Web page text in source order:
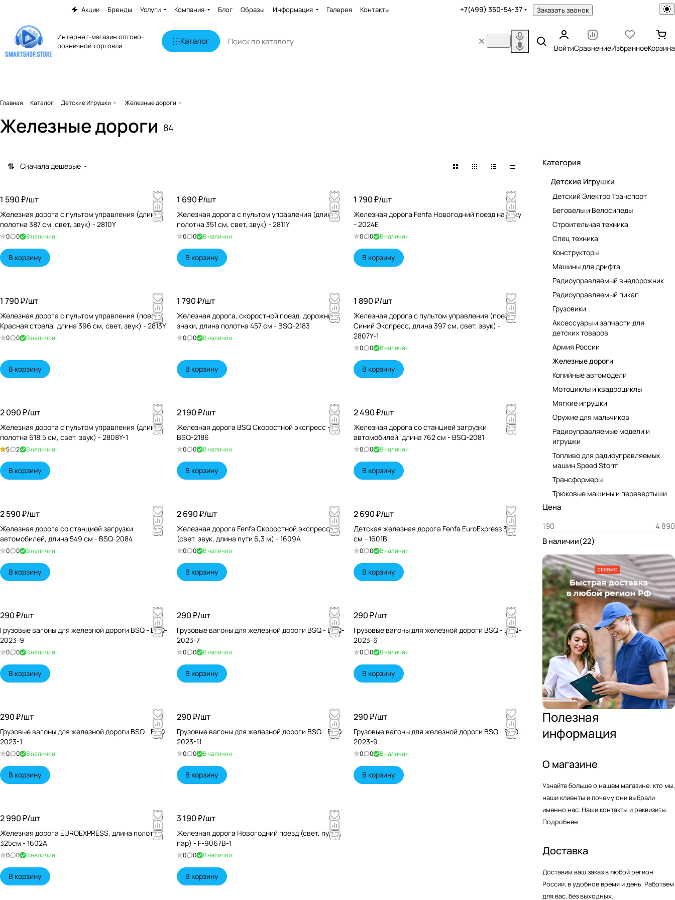
Акции Бренды Услуги Компания Блог Образы Информация Галерея Контакты +7(499) 350-54-37 Заказать звонок
Интернет-магазин оптово-
розничной торговли
Каталог
ВойтиСравнениеИзбранноеКорзина
Главная Каталог Детские Игрушки Железные дороги
Железные дороги 84
Сначала дешевые
1 590 ₽/шт
Железная дорога с пультом управления (длина
полотна 387 см, свет, звук) - 2810Y
0 0 В наличии
В корзину
1 690 ₽/шт
Железная дорога с пультом управления (длина
полотна 351 см, свет, звук) - 2811Y
0 0 В наличии
В корзину
1 790 ₽/шт
Железная дорога Fenfa Новогодний поезд на Елку
- 2024E
0 0 В наличии
В корзину
1 790 ₽/шт
Железная дорога с пультом управления (поезд
Красная стрела, длина 396 см, свет, звук) - 2813Y
0 0 В наличии
В корзину
1 790 ₽/шт
Железная дорога, скоростной поезд, дорожные
знаки, длина полотна 457 см - BSQ-2183
0 0 В наличии
В корзину
1 890 ₽/шт
Железная дорога с пультом управления (поезд
Синий Экспресс, длина 397 см, свет, звук) -
2807Y-1
0 0 В наличии
В корзину
2 090 ₽/шт
Железная дорога с пультом управления (длина
полотна 618,5 см, свет, звук) - 2808Y-1
5 2 В наличии
В корзину
2 190 ₽/шт
Железная дорога BSQ Скоростной экспресс -
BSQ-2186
0 0 В наличии
В корзину
2 490 ₽/шт
Железная дорога со станцией загрузки
автомобилей, длина 762 см - BSQ-2081
0 0 В наличии
В корзину
2 590 ₽/шт
Железная дорога со станцией загрузки
автомобилей, длина 549 см - BSQ-2084
0 0 В наличии
В корзину
2 690 ₽/шт
Железная дорога Fenfa Скоростной экспресс
(свет, звук, длина пути 6,3 м) - 1609A
0 0 В наличии
В корзину
2 690 ₽/шт
Детская железная дорога Fenfa EuroExpress 325
см - 1601B
0 0 В наличии
В корзину
290 ₽/шт
Грузовые вагоны для железной дороги BSQ - BSQ-
2023-9
0 0 В наличии
В корзину
290 ₽/шт
Грузовые вагоны для железной дороги BSQ - BSQ-
2023-7
0 0 В наличии
В корзину
290 ₽/шт
Грузовые вагоны для железной дороги BSQ - BSQ-
2023-6
0 0 В наличии
В корзину
290 ₽/шт
Грузовые вагоны для железной дороги BSQ - BSQ-
2023-1
0 0 В наличии
В корзину
290 ₽/шт
Грузовые вагоны для железной дороги BSQ - BSQ-
2023-11
0 0 В наличии
В корзину
290 ₽/шт
Грузовые вагоны для железной дороги BSQ - BSQ-
2023-9
0 0 В наличии
В корзину
2 990 ₽/шт
Железная дорога EUROEXPRESS, длина полотна
325см - 1602A
0 0 В наличии
В корзину
3 190 ₽/шт
Железная дорога Новогодний поезд (свет, пульт,
пар) - F-9067B-1
0 0 В наличии
В корзину
Категория
Детские Игрушки
Детский Электро Транспорт
Беговелы и Велосипеды
Строительная техника
Спец техника
Конструкторы
Машины для дрифта
Радиоуправляемый внедорожник
Радиоуправляемый пикап
Грузовики
Аксессуары и запчасти для
детских товаров
Армия России
Железные дороги
Копийные автомодели
Мотоциклы и квадроциклы
Мягкие игрушки
Оружие для мальчиков
Радиоуправляемые модели и
игрушки
Топливо для радиоуправляемых
машин Speed Storm
Трансформеры
Трюковые машины и перевертыши
Цена
В наличии(22)
Полезная
информация
О магазине
Узнайте больше о нашем магазине: кто мы,
наши клиенты и почему они выбрали
именно нас. Наши контакты и реквизиты.
Подробнее
Доставка
Доставим ваш заказ в любой регион
России, в удобное время и день. Работаем
для вас, без выходных.